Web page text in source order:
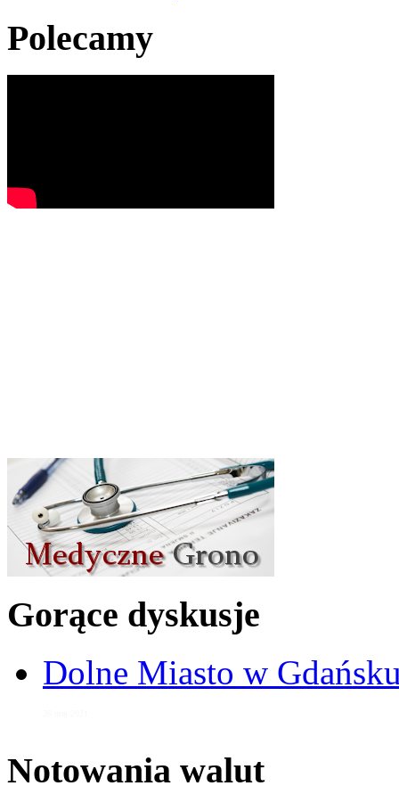
Polecamy
Gorące dyskusje
Dolne Miasto w
Notowania walut